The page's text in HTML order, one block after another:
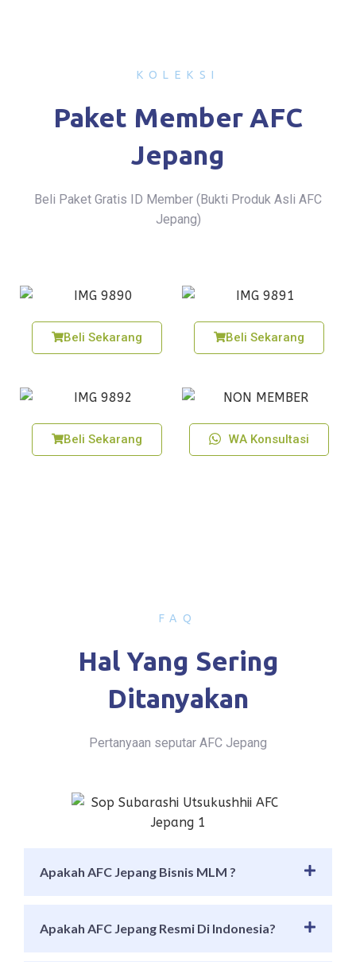
KOLEKSI
Paket Member AFC
Jepang
Beli Paket Gratis ID Member (Bukti Produk Asli AFC
Jepang)
Beli Sekarang Beli Sekarang
Beli Sekarang WA Konsultasi
FAQ
Hal Yang Sering
Ditanyakan
Pertanyaan seputar AFC Jepang
Apakah AFC Jepang Bisnis MLM ?
Apakah AFC Jepang Resmi Di Indonesia?